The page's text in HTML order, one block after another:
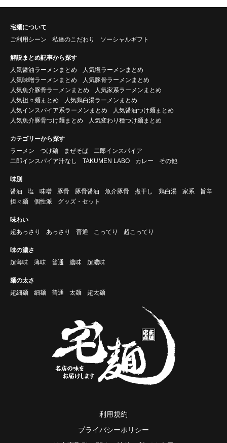
宅麺について
ご利用シーン
私達のこだわり ソーシャルギフト
解説まとめ記事から探す
人気醤油ラーメンまとめ
人気塩ラーメンまとめ
人気味噌ラーメンまとめ
人気豚骨ラーメンまとめ
人気魚介豚骨ラーメンまとめ
人気家系ラーメンまとめ
人気担々麺まとめ
人気鶏白湯ラーメンまとめ
人気インスパイア系ラーメンまとめ
人気醤油つけ麺まとめ
人気魚介豚骨つけ麺まとめ
人気変わり種つけ麺まとめ
カテゴリーから探す
ラーメン
つけ麺 まぜそば
二郎インスパイア
二郎インスパイア汁なし
TAKUMEN LABO カレー その他
味別
醤油
塩 味噌 豚骨 豚骨醤油 魚介豚骨 煮干し 鶏白湯 家系
旨辛
担々麺
個性派 グッズ・セット
味わい
超あっさり
あっさり 普通 こってり 超こってり
味の濃さ
超薄味
薄味 普通 濃味 超濃味
麺の太さ
超細麺
細麺 普通 太麺 超太麺
利用規約
プライバシーポリシー